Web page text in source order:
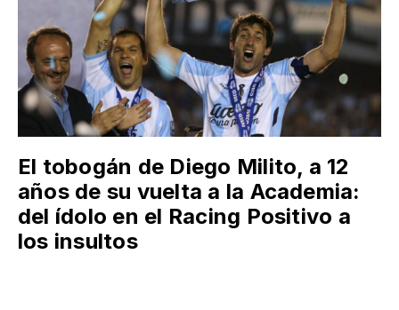
El tobogán de Diego Milito, a 12
años de su vuelta a la Academia:
del ídolo en el Racing Positivo a
los insultos